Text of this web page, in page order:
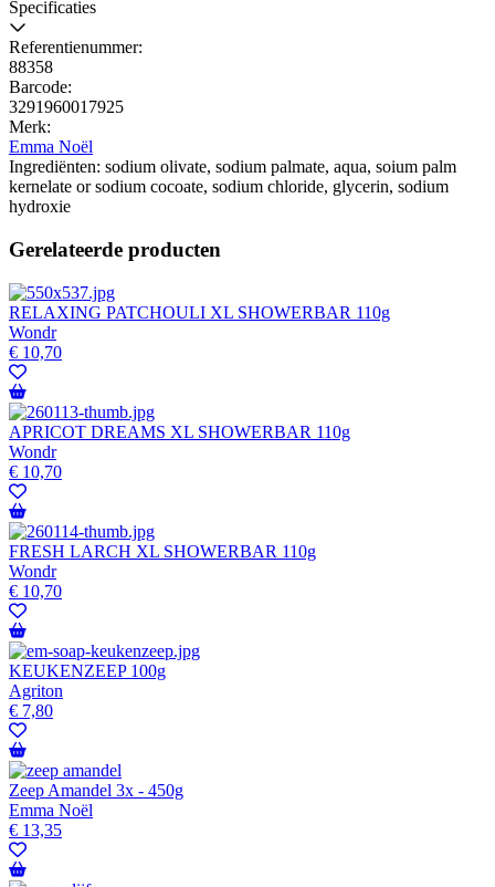
Specificaties
Referentienummer:
88358
Barcode:
3291960017925
Merk:
Emma Noël
Ingrediënten: sodium olivate, sodium palmate, aqua, soium palm
kernelate or sodium cocoate, sodium chloride, glycerin, sodium
hydroxie
Gerelateerde producten
RELAXING PATCHOULI XL SHOWERBAR 110g
Wondr
€ 10,70
APRICOT DREAMS XL SHOWERBAR 110g
Wondr
€ 10,70
FRESH LARCH XL SHOWERBAR 110g
Wondr
€ 10,70
KEUKENZEEP 100g
Agriton
€ 7,80
Zeep Amandel 3x - 450g
Emma Noël
€ 13,35